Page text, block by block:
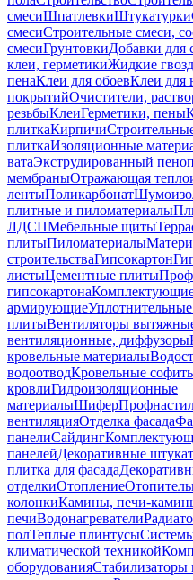
смесиШпатлевкиШтукатурки
смесиСтроительные смеси,
смесиГрунтовкиДобавки для
клеи, герметикиЖидкие
пенаКлеи для обоевКлеи для
покрытийОчистители,
резьбыКлеиГерметики, пены
плиткаКирпичи
плиткаИзоляционные
ватаЭкструдированный
мембраныОтражающая
лентыПоликарбонат
плитные и пиломатериалы
ЛДСПМебельные щиты
плитыПиломатериалы
строительстваГипсокартон
листыЦементные плиты
гипсокартонаКомплектующие
армирующие
плитыВентиляторы
вентиляционные, диффузоры
кровельные материалы
водоотводКровельные
кровлиГидроизоляционные
материалыШифер
вентиляцияОтделка фасада
панелиСайдинг
панелейДекоративные
плитка для фасада
отделкиОтопление
колонкиКамины, печи-
печиВодонагреватели
полТеплые плинтусы
климатической техникой
оборудованияСтабилизаторы